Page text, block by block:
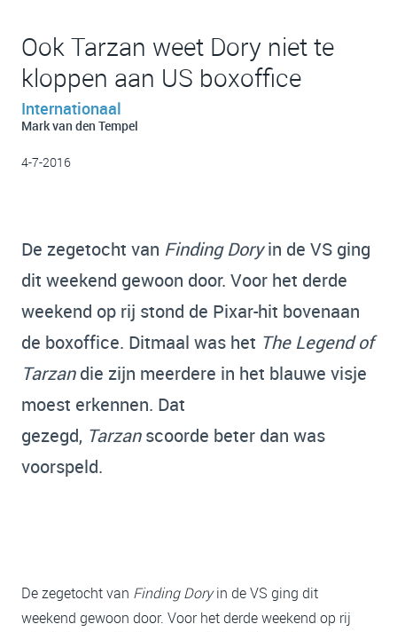
Ook Tarzan weet Dory niet te
kloppen aan US boxoffice
Internationaal
Mark van den Tempel
4-7-2016
De zegetocht van Finding Doryin de VS ging
dit weekend gewoon door. Voor het derde
weekend op rij stond de Pixar-hit bovenaan
de boxoffice. Ditmaal was het The Legend of
Tarzandie zijn meerdere in het blauwe visje
moest erkennen. Dat
gezegd, Tarzanscoorde beter dan was
voorspeld.
De zegetocht van Finding Doryin de VS ging dit
weekend gewoon door. Voor het derde weekend op rij